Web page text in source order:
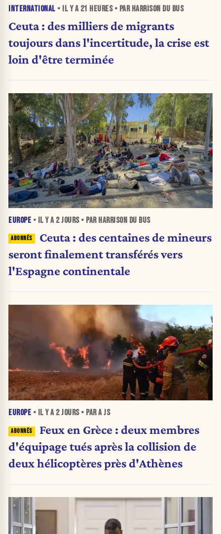
INTERNATIONAL • IL Y A 21 HEURES• PAR HARRISON DU BUS
Ceuta : des milliers de migrants
toujours dans l'incertitude, la crise est
loin d'être terminée
EUROPE • IL Y A 2 JOURS• PAR HARRISON DU BUS
Ceuta : des centaines de mineurs
seront finalement transférés vers
l'Espagne continentale
EUROPE • IL Y A 2 JOURS• PAR A JS
Feux en Grèce : deux membres
d'équipage tués après la collision de
deux hélicoptères près d'Athènes